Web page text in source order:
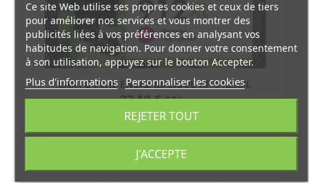
CARTOUCHE ENCRE MARQUE HP 912MXL
23,10 € TTC
Ce site Web utilise ses propres cookies et ceux de tiers
pour améliorer nos services et vous montrer des
publicités liées à vos préférences en analysant vos
habitudes de navigation. Pour donner votre consentement
à son utilisation, appuyez sur le bouton Accepter.
Plus d'informations Personnaliser les cookies
REJETER TOUT
J'ACCEPTE